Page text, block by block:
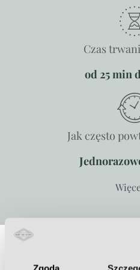
Zgoda
Czas
od 25 min
Jak często